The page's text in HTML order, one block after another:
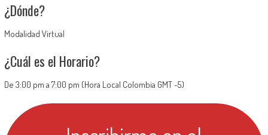
¿Dónde?
Modalidad Virtual
¿Cuál es el Horario?
De 3:00 pm a 7:00 pm (Hora Local Colombia GMT -5)